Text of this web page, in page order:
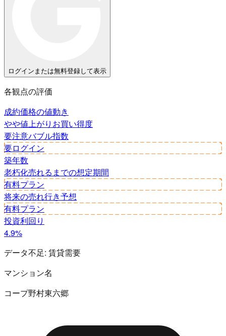
ログインまたは無料登録して表示
各観点の評価
成約価格の値動き
やや値上がり お買い得度
要注意バブル指数
要ログイン
築年数
老朽化売れるまでの想定期間
有料プラン
将来の売れ行き予想
有料プラン
投資利回り
4.9%
データ不足: 賃貸需要
マンション名
コープ野村東六郷